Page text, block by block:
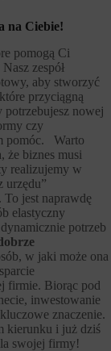
na Ciebie!
pomogą Ci
zespół
aby stworzyć
przyciągną
nowej
czy
pomóc. Warto
że biznes musi
realizujemy w
urzędu”
jest naprawdę
elastyczny
potrzeb
w jaki może ona
firmie. Biorąc pod
inwestowanie
znaczenie.
kierunku i już dziś
swojej firmy!